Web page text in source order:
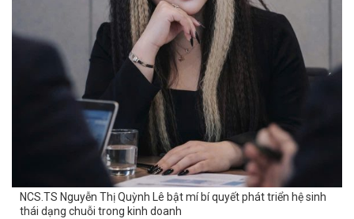
NCS.TS Nguyễn Thị Quỳnh Lê bật mí bí quyết phát triển hệ sinh
thái dạng chuỗi trong kinh doanh